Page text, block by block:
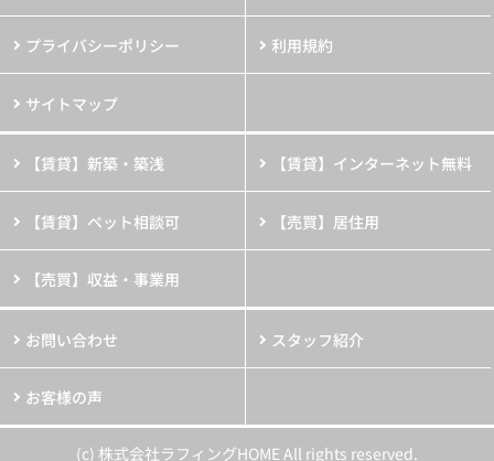
プライバシーポリシー 利用規約
サイトマップ
【賃貸】新築・築浅 【賃貸】インターネット無料
【賃貸】ペット相談可 【売買】居住用
【売買】収益・事業用
お問い合わせ スタッフ紹介
お客様の声
(c) 株式会社ラフィングHOME All rights reserved.